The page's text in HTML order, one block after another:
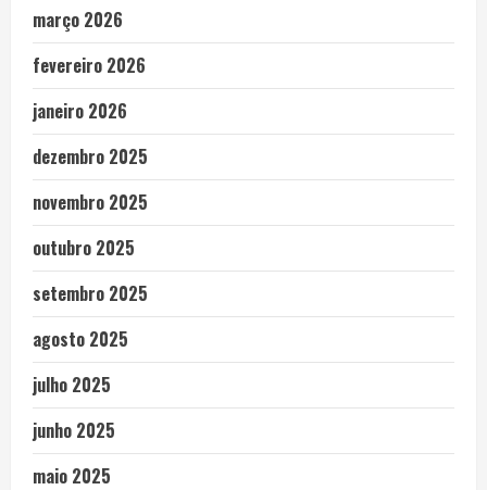
março 2026
fevereiro 2026
janeiro 2026
dezembro 2025
novembro 2025
outubro 2025
setembro 2025
agosto 2025
julho 2025
junho 2025
maio 2025